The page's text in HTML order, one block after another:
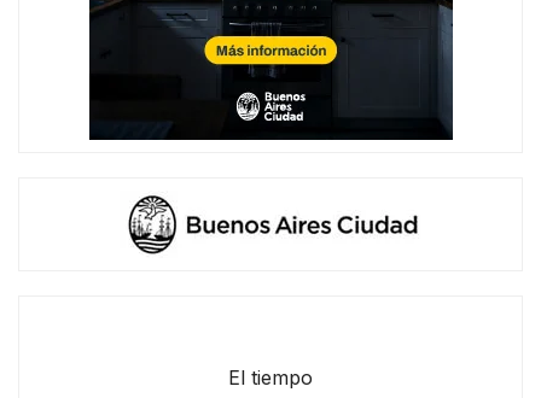
El tiempo